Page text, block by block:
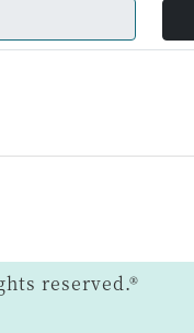
reserved.®